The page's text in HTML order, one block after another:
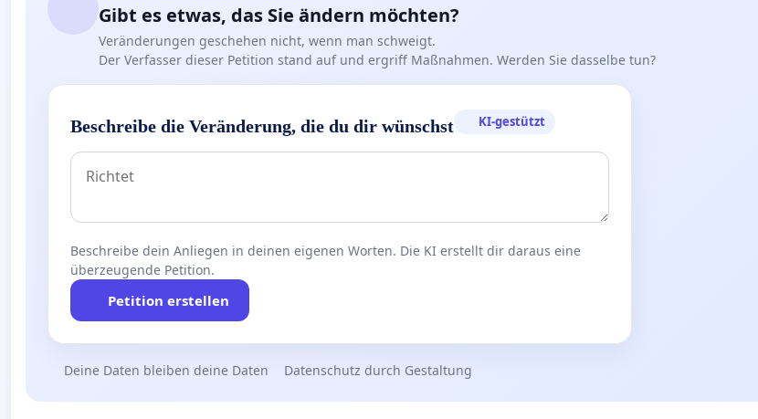
Gibt es etwas, das Sie ändern möchten?
Veränderungen geschehen nicht, wenn man schweigt.
Der Verfasser dieser Petition stand auf und ergriff Maßnahmen. Werden Sie dasselbe tun?
Beschreibe die Veränderung, die du dir wünschst KI-gestützt
Beschreibe dein Anliegen in deinen eigenen Worten. Die KI erstellt dir daraus eine
überzeugende Petition.
Petition erstellen
Deine Daten bleiben deine Daten Datenschutz durch Gestaltung